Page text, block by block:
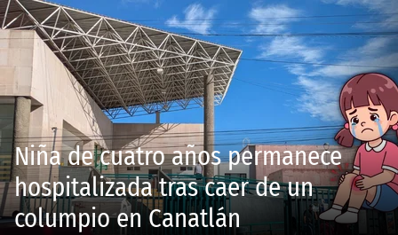
Niña de cuatro años permanece
hospitalizada tras caer de un
columpio en Canatlán